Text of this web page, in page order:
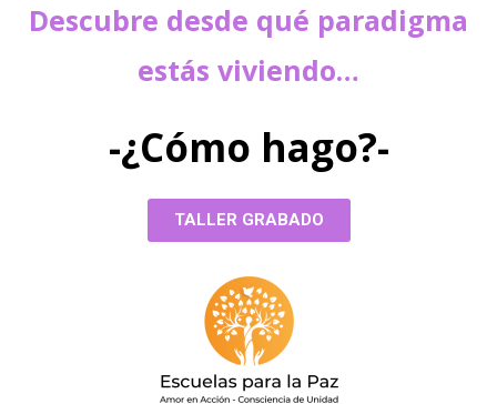
Descubre desde qué paradigma
estás viviendo…
-¿Cómo hago?-
TALLER GRABADO